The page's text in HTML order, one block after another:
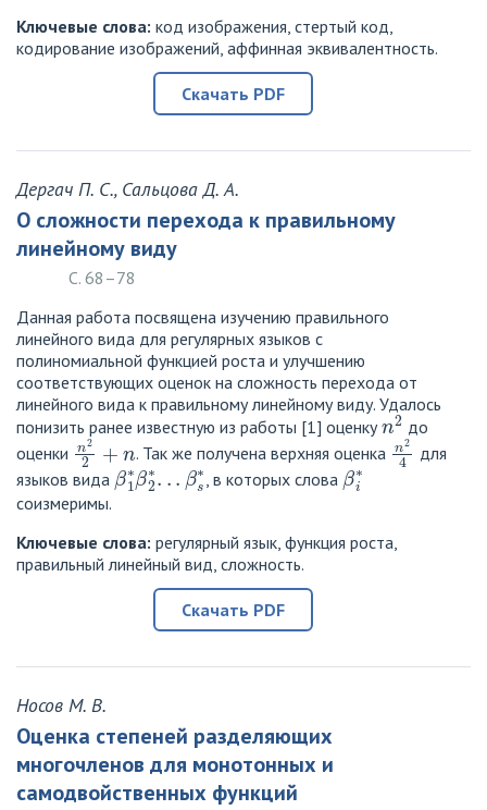
Ключевые слова: код изображения, стертый код,
кодирование изображений, аффинная эквивалентность.
Скачать PDF
Дергач П. С., Сальцова Д. А.
О сложности перехода к правильному
линейному виду
С. 68–78
Данная работа посвящена изучению правильного
линейного вида для регулярных языков с
полиномиальной функцией роста и улучшению
соответствующих оценок на сложность перехода от
линейного вида к правильному линейному виду. Удалось
понизить ранее известную из работы [1] оценку
n2
до
оценки
n22+n
. Так же получена верхняя оценка
n24
для
языков вида
β1∗β2∗...βs∗
, в которых слова
βi∗
соизмеримы.
Ключевые слова: регулярный язык, функция роста,
правильный линейный вид, сложность.
Скачать PDF
Носов М. В.
Оценка степеней разделяющих
многочленов для монотонных и
самодвойственных функций